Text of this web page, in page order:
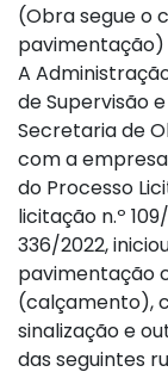
(Obra segue o
pavimentação)
A
de Supervisão
Secretaria de
com a
do Processo
licitação n.º
336/2022,
pavimentação
(calçamento),
sinalização e
das seguintes